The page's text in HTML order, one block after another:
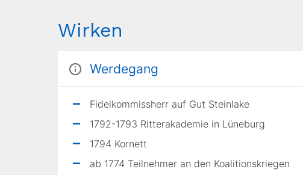
Wirken
Werdegang
Fideikommissherr auf Gut Steinlake
1792-1793 Ritterakademie in Lüneburg
1794 Kornett
ab 1774 Teilnehmer an den Koalitionskriegen